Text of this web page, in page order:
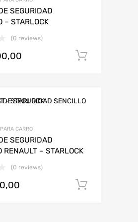
SEGURIDAD
– STARLOCK
(0 reviews)
CARRO
SEGURIDAD
RENAULT – STARLOCK
(0 reviews)